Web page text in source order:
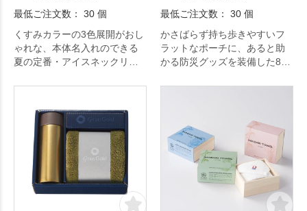
最低ご注文数： 30 個
くすみカラーの3色展開がおし
ゃれな、本体名入れのできる
夏の定番・アイスネックリン
最低ご注文数： 30 個
かさばらず持ち歩きやすいフ
ラットなポーチに、あると助
かる防災グッズを装備した8点